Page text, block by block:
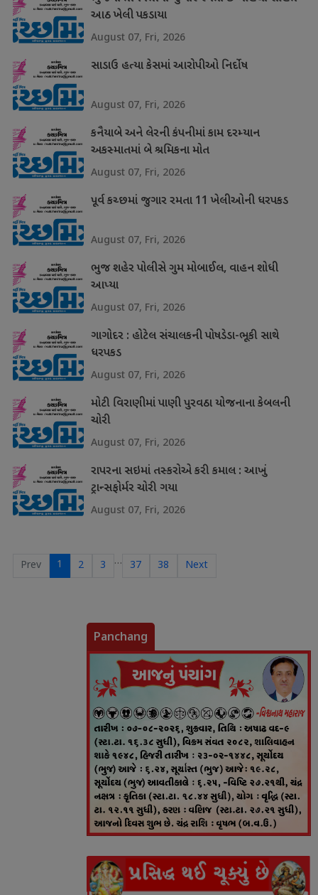
આઠ ખેલી પકડાયા
August 07, Fri, 2026
સાડાઉ હત્યા કેસમાં આરોપીઓ નિર્દોષ
August 07, Fri, 2026
કનૈયાબે અને લેરની કંપનીમાં કામ દરમ્યાન
અકસ્માતમાં બે શ્રમિકના મોત
August 07, Fri, 2026
પૂર્વ કચ્છમાં જુગાર રમતા 11 ખેલીઓની ધરપકડ
August 07, Fri, 2026
ભુજ શહેર પોલીસે ગુમ મોબાઈલ, વાહન શોધી
આપ્યા
August 07, Fri, 2026
ગાગોદર : હોટેલ સંચાલકની પોષડેડા-ભૂકી સાથે
ધરપકડ
August 07, Fri, 2026
મોટી વિરાણીમાં પાણી પુરવઠા યોજનાના કેબલની
ચોરી
August 07, Fri, 2026
રાપરના સઇમાં તસ્કરોએ કરી કમાલ : આખું
ટ્રાન્સફોર્મર ચોરી ગયા
August 07, Fri, 2026
Prev 1 2 3 … 37 38 Next
Panchang